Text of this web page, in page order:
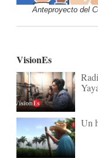
Anteproyecto del
VisionEs
Un